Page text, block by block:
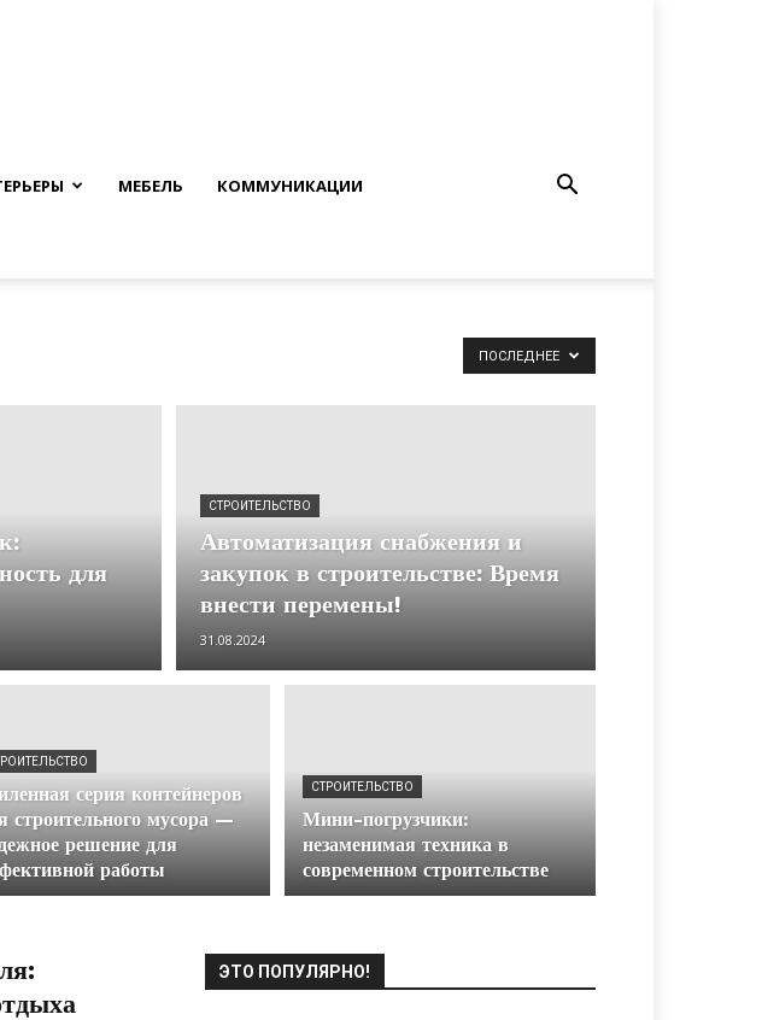
МЕБЕЛЬ КОММУНИКАЦИИ
ПОСЛЕДНЕЕ
для
СТРОИТЕЛЬСТВО
Автоматизация снабжения и
закупок в строительстве: Время
внести перемены!
31.08.2024
серия контейнеров
строительного мусора —
решение для
работы
СТРОИТЕЛЬСТВО
Мини-погрузчики:
незаменимая техника в
современном строительстве
ЭТО ПОПУЛЯРНО!